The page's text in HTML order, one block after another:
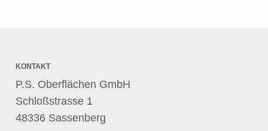
KONTAKT
P.S. Oberflächen GmbH
Schloßstrasse 1
48336 Sassenberg